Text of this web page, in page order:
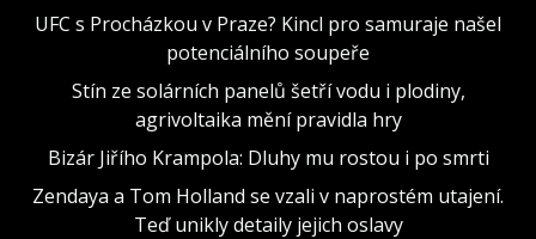
UFC s Procházkou v Praze? Kincl pro samuraje našel
potenciálního soupeře
Stín ze solárních panelů šetří vodu i plodiny,
agrivoltaika mění pravidla hry
Bizár Jiřího Krampola: Dluhy mu rostou i po smrti
Zendaya a Tom Holland se vzali v naprostém utajení.
Teď unikly detaily jejich oslavy